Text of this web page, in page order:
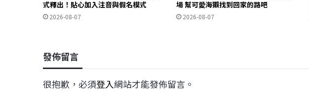
式釋出！貼心加入注音與假名模式
2026-08-07
場 幫可愛海獺找到回家的路吧
2026-08-07
發佈留言
很抱歉，必須登入網站才能發佈留言。